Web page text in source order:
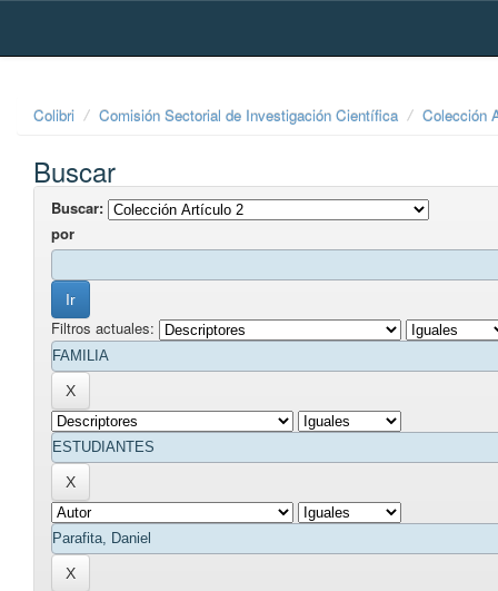
Skip
Colibri Comisión Sectorial de Investigación Científica Colección
Buscar
Buscar:
por
Filtros actuales: